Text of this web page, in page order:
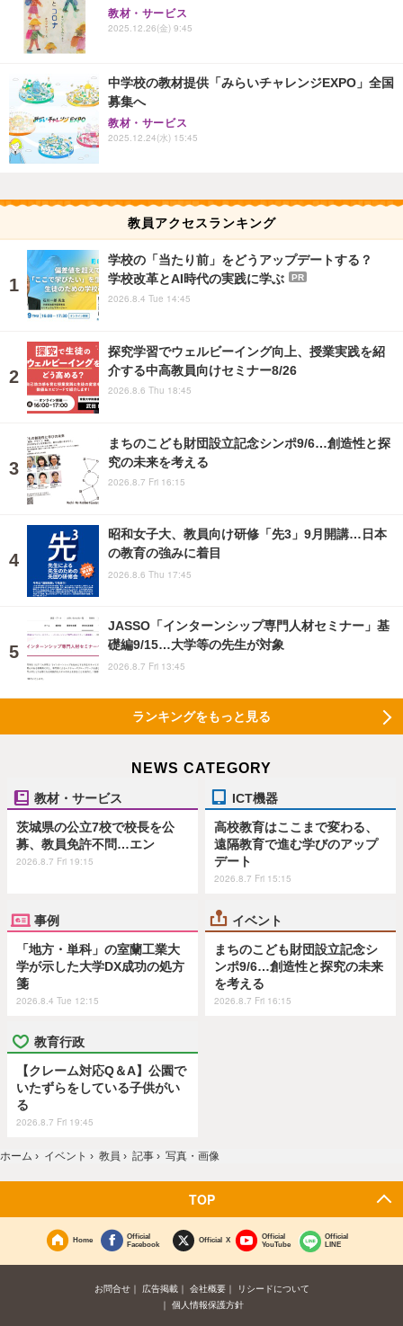
教材・サービス
2025.12.26(金) 9:45
中学校の教材提供「みらいチャレンジEXPO」全国
募集へ
教材・サービス
2025.12.24(水) 15:45
教員アクセスランキング
学校の「当たり前」をどうアップデートする？
学校改革とAI時代の実践に学ぶ
PR
2026.8.4 Tue 14:45
探究学習でウェルビーイング向上、授業実践を紹
介する中高教員向けセミナー8/26
2026.8.6 Thu 18:45
まちのこども財団設立記念シンポ9/6…創造性と探
究の未来を考える
2026.8.7 Fri 16:15
昭和女子大、教員向け研修「先3」9月開講…日本
の教育の強みに着目
2026.8.6 Thu 17:45
JASSO「インターンシップ専門人材セミナー」基
礎編9/15…大学等の先生が対象
2026.8.7 Fri 13:45
ランキングをもっと見る
NEWS CATEGORY
教材・サービス
茨城県の公立7校で校長を公
募、教員免許不問…エン
2026.8.7 Fri 19:15
ICT機器
高校教育はここまで変わる、
遠隔教育で進む学びのアップ
デート
2026.8.7 Fri 15:15
事例
「地方・単科」の室蘭工業大
学が示した大学DX成功の処方
箋
2026.8.4 Tue 12:15
イベント
まちのこども財団設立記念シ
ンポ9/6…創造性と探究の未来
を考える
2026.8.7 Fri 16:15
教育行政
【クレーム対応Q＆A】公園で
いたずらをしている子供がい
る
2026.8.7 Fri 19:45
ホーム › イベント › 教員 › 記事 › 写真・画像
TOP
Home
Official
Facebook
Official X
Official
YouTube
Official
LINE
お問合せ 広告掲載 会社概要
リシードについて
個人情報保護方針